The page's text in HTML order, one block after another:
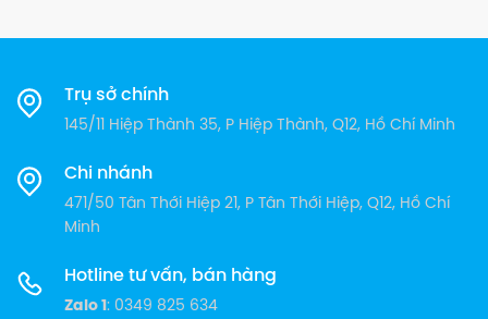
Trụ sở chính
145/11 Hiệp Thành 35, P Hiệp Thành, Q12, Hồ Chí Minh
Chi nhánh
471/50 Tân Thới Hiệp 21, P Tân Thới Hiệp, Q12, Hồ Chí
Minh
Hotline tư vấn, bán hàng
Zalo 1 : 0349 825 634